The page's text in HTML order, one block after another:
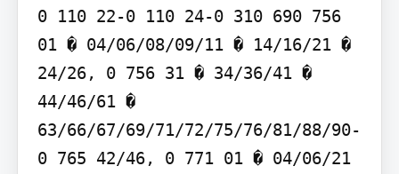
0 110 22-0 110 24-0 310 690 756
01 � 04/06/08/09/11 � 14/16/21 �
24/26, 0 756 31 � 34/36/41 �
44/46/61 �
63/66/67/69/71/72/75/76/81/88/90-
0 765 42/46, 0 771 01 � 04/06/21